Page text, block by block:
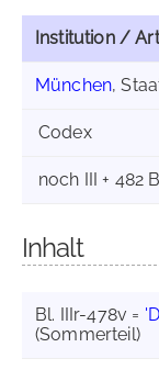
Institution /
München,
Codex
noch III + 482
Inhalt
Bl. IIIr-478v =
(Sommerteil)